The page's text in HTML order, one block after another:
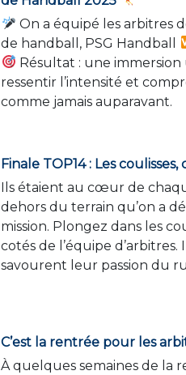
On a équipé les arbitres
de handball, PSG Handball
Résultat : une
ressentir l’intensité et
comme jamais auparavant.
Finale TOP14 : Les
Ils étaient au cœur de
dehors du terrain qu’on a
mission. Plongez dans les
cotés de l’équipe
savourent leur passion du
C’est la rentrée pour les
À quelques semaines de la